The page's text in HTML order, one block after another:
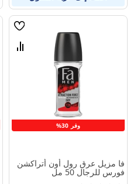
وفر 30%
قائمة
قارن
فا مزيل عرق رول أون أتراكشن
فورس للرجال 50 مل